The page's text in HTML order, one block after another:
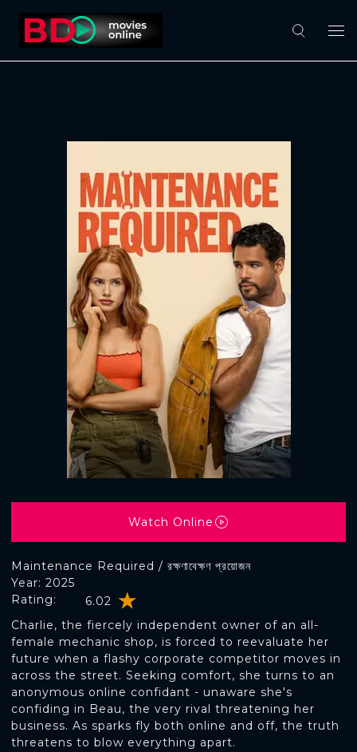
Maintenance Required / রক্ষণাবেক্ষণ প্রয়োজন
Rating: 6.02
Year: 2025
Charlie, the fiercely independent owner of an all-
female mechanic shop, is forced to reevaluate her
future when a flashy corporate competitor moves in
across the street. Seeking comfort, she turns to an
anonymous online confidant - unaware she's
confiding in Beau, the very rival threatening her
business. As sparks fly both online and off, the truth
threatens to blow everything apart.
Watch Online